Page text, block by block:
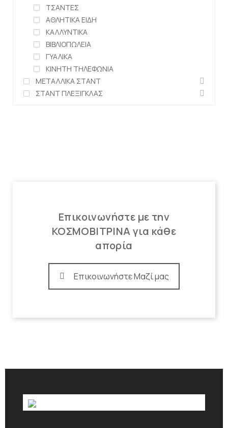
ΤΣΑΝΤΕΣ
ΑΘΛΗΤΙΚΑ ΕΙΔΗ
ΚΑΛΛΥΝΤΙΚΑ
ΒΙΒΛΙΟΠΩΛΕΙΑ
ΓΥΑΛΙΚΑ
ΚΙΝΗΤΗ ΤΗΛΕΦΩΝΙΑ
ΜΕΤΑΛΛΙΚΑ ΣΤΑΝΤ
ΣΤΑΝΤ ΠΛΕΞΙΓΚΛΑΣ
Επικοινωνήστε με την
ΚΟΣΜΟΒΙΤΡΙΝΑ για κάθε
απορία
Επικοινωνήστε Μαζί μας